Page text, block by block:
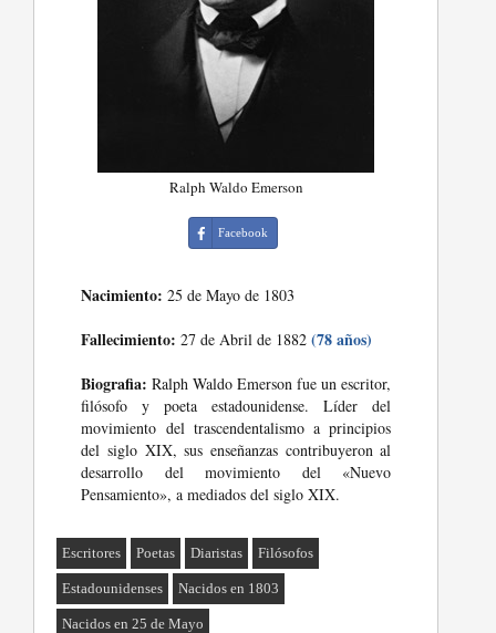
Ralph Waldo Emerson
Facebook
Nacimiento: 25 de Mayo de 1803
Fallecimiento: 27 de Abril de 1882(78 años)
Biografia: Ralph Waldo Emerson fue un escritor,
filósofo y poeta estadounidense. Líder del
movimiento del trascendentalismo a principios
del siglo XIX, sus enseñanzas contribuyeron al
desarrollo del movimiento del «Nuevo
Pensamiento», a mediados del siglo XIX.
Escritores Poetas Diaristas Filósofos
Estadounidenses Nacidos en 1803
Nacidos en 25 de Mayo